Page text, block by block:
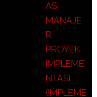
ASI
MANAJE
R
PROYEK
IMPLEME
NTASI
(IMPLEME